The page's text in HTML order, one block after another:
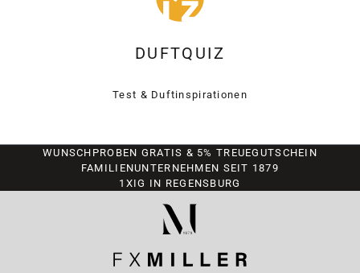
DUFTQUIZ
Test & Duftinspirationen
WUNSCHPROBEN GRATIS & 5% TREUEGUTSCHEIN
FAMILIENUNTERNEHMEN SEIT 1879
1XIG IN REGENSBURG